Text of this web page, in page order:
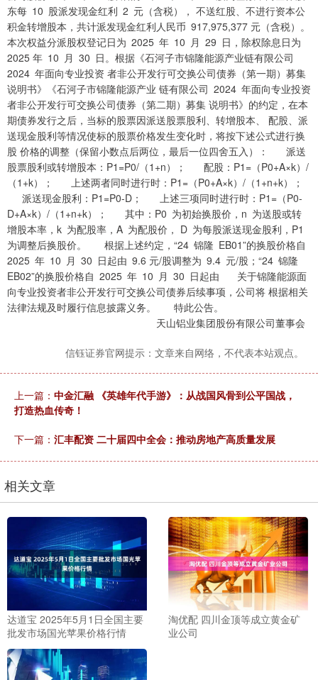
东每 10 股派发现金红利 2 元（含税）， 不送红股、不进行资本公
积金转增股本，共计派发现金红利人民币 917,975,377 元（含税）。
本次权益分派股权登记日为 2025 年 10 月 29 日，除权除息日为
2025 年 10 月 30 日。根据《石河子市锦隆能源产业链有限公司
2024 年面向专业投资 者非公开发行可交换公司债券（第一期）募集
说明书》《石河子市锦隆能源产业 链有限公司 2024 年面向专业投资
者非公开发行可交换公司债券（第二期）募集 说明书》的约定，在本
期债券发行之后，当标的股票因派送股票股利、转增股本、 配股、派
送现金股利等情况使标的股票价格发生变化时，将按下述公式进行换
股 价格的调整（保留小数点后两位，最后一位四舍五入）： 派送
股票股利或转增股本：P1=P0/（1+n）； 配股：P1=（P0+A×k）/
（1+k）； 上述两者同时进行时：P1=（P0+A×k）/（1+n+k）；
派送现金股利：P1=P0-D； 上述三项同时进行时：P1=（P0-
D+A×k）/（1+n+k）； 其中：P0 为初始换股价，n 为送股或转
增股本率，k 为配股率，A 为配股价， D 为每股派送现金股利，P1
为调整后换股价。 根据上述约定，“24 锦隆 EB01”的换股价格自
2025 年 10 月 30 日起由 9.6 元/股调整为 9.4 元/股；“24 锦隆
EB02”的换股价格自 2025 年 10 月 30 日起由 关于锦隆能源面
向专业投资者非公开发行可交换公司债券后续事项，公司将 根据相关
法律法规及时履行信息披露义务。 特此公告。
天山铝业集团股份有限公司董事会
信钰证券官网提示：文章来自网络，不代表本站观点。
上一篇： 中金汇融 《英雄年代手游》：从战国风骨到公平国战，
打造热血传奇！
下一篇： 汇丰配资 二十届四中全会：推动房地产高质量发展
相关文章
达道宝 2025年5月1日全国主要
批发市场国光苹果价格行情
淘优配 四川金顶等成立黄金矿
业公司